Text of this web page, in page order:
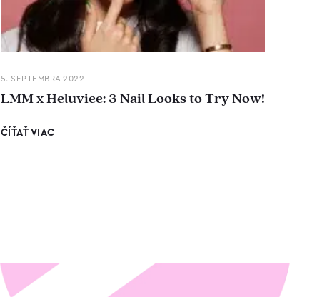
5. SEPTEMBRA 2022
LMM x Heluviee: 3 Nail Looks to Try Now!
ČÍŤAŤ VIAC